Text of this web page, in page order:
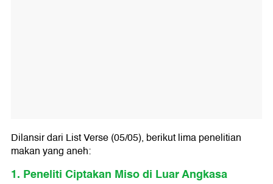
Dilansir dari List Verse (05/05), berikut lima penelitian
makan yang aneh:
1. Peneliti Ciptakan Miso di Luar Angkasa